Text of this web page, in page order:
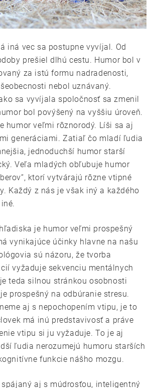
iná vec sa postupne vyvíjal. Od
prešiel dlhú cestu. Humor bol v
za istú formu nadradenosti,
nebol uznávaný.
sa vyvíjala spoločnosť sa zmenil
bol povýšený na vyššiu úroveň.
humor veľmi rôznorodý. Líši sa aj
generáciami. Zatiaľ čo mladí ľudia
jednoduchší humor starší
Veľa mladých obľubuje humor
ktorí vytvárajú rôzne vtipné
Každý z nás je však iný a každého
je humor veľmi prospešný
vynikajúce účinky hlavne na našu
sú názoru, že tvorba
vyžaduje sekvenciu mentálnych
je teda silnou stránkou osobnosti
prospešný na odbúranie stresu.
aj s nepochopením vtipu, je to
má inú predstavivosť a práve
vtipu si ju vyžaduje. To je aj
ľudia nerozumejú humoru starších
funkcie nášho mozgu.
aj s múdrosťou, inteligentný